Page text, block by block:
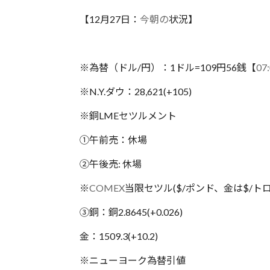
【12月27日： 今朝の状況】
※為替（ドル/円）：1ドル=109円56銭【
※N.Y.ダウ：28,621(+105)
※銅LMEセツルメント
①午前売：休場
②午後売: 休場
※COMEX当限セツル($/ポンド、金は$/ト
③銅：銅2.8645(+0.026)
金：1509.3(+10.2)
※ニューヨーク為替引値